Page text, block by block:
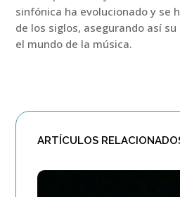
sinfónica ha evolucionado y se
de los siglos, asegurando así
el mundo de la música.
ARTÍCULOS